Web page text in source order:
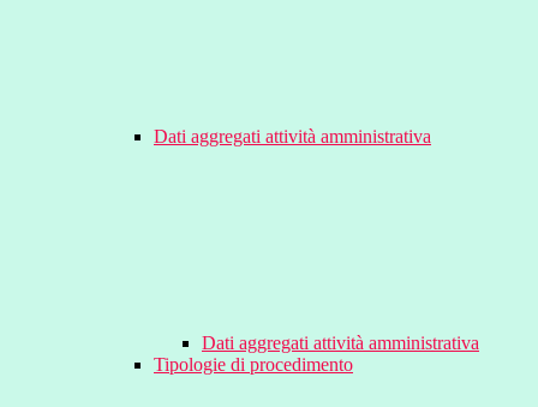
Dati aggregati attività amministrativa
Dati aggregati attività amministrativa
Tipologie di procedimento